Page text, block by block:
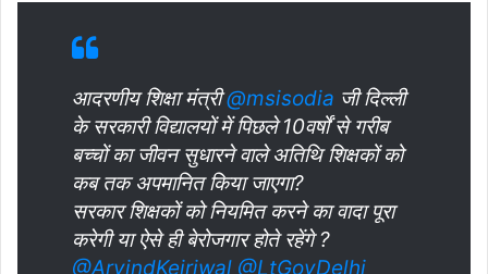
आदरणीय शिक्षा मंत्री@msisodia जी दिल्ली
के सरकारी विद्यालयों में पिछले 10वर्षों से गरीब
बच्चों का जीवन सुधारने वाले अतिथि शिक्षकों को
कब तक अपमानित किया जाएगा?
सरकार शिक्षकों को नियमित करने का वादा पूरा
करेगी या ऐसे ही बेरोजगार होते रहेंगे ?
@ArvindKejriwal @LtGovDelhi